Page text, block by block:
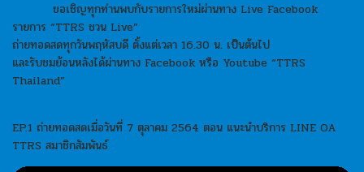
ขอเชิญทุกท่านพบกับรายการใหม่ผ่านทาง Live Facebook
รายการ “TTRS ชวน Live”
ถ่ายทอดสดทุกวันพฤหัสบดี ตั้งแต่เวลา 16.30 น. เป็นต้นไป
และรับชมย้อนหลังได้ผ่านทาง Facebook หรือ Youtube “TTRS
Thailand”
EP.1 ถ่ายทอดสดเมื่อวันที่ 7 ตุลาคม 2564 ตอน แนะนำบริการ LINE OA
TTRS สมาชิกสัมพันธ์